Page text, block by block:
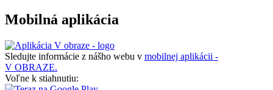
Mobilná aplikácia
Sledujte informácie z nášho webu v mobilnej aplikácii -
V OBRAZE.
Voľne k stiahnutiu: